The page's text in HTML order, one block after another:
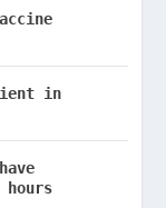
in
hours